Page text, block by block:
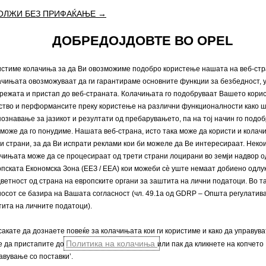
Технички информации
или да покажуваат опционална опрема што не е вклучена во
и опремата. Прикажаните бои се приближни на вистинските бои.
на нашите возила може да се разликуваат или можат да бидат
на нашите возила , контактирајте вашиот локален партнер на Opel.
на CO2се одредуваат со користење на Процедурата за тестирање лесни
верзии). Вредностите не ги земаат предвид возењето и условите при
го упатството „Упатство за потрошувачката на гориво и емисиите на CO на
со користење на Процедурата за тестирање лесни возила,
R (EК) бр. 715/2007, R (ЕУ) бр. 2017/1153 и Р (ЕУ) бр. 2017/1151.
или опциите и можат да се разликуваат поради форматот на
упатството „Упатство за потрошувачката на гориво и емисиите на CO
на
БЕЗ ПРИФАЌАЊЕ →
ДОБРЕДОЈДОВТЕ ВО OPEL
колачиња за да Ви овозможиме подобро користење нашата на веб-
овозможуваат да ги гарантираме основните функции за безбедност,
и пристап до веб-страната. Колачињата го подобруваат Вашето
и перформансите преку користење на различни функционалности како
за јазикот и резултати од пребарувањето, па на тој начин го
да го понудиме. Нашата веб-страна, исто така може да користи и
страни, за да Ви испрати реклами кои би можеле да Ве интересираат.
може да се процесираат од трети страни лоцирани во земји надвор
Економска Зона (ЕЕЗ / EEA) кои можеби сѐ уште немаат добиено
од страна на европските органи за заштита на лични податоци. Во
се базира на Вашата согласност (чл. 49.1а од GDRP – Општа
на личните податоци).
да дознаете повеќе за колачињата кои ги користиме и како да
да пристапите до Политика на колачиња или пак да кликнете на копчето
со поставки’.